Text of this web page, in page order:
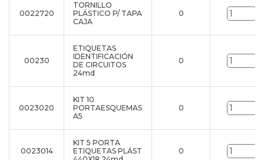
0022720
TORNILLO
PLÁSTICO P/ TAPA
CAJA
0
00230
ETIQUETAS
IDENTIFICACIÓN
DE CIRCUITOS
24md
0
0023020
KIT 10
PORTAESQUEMAS
A5
0
0023014
KIT 5 PORTA
ETIQUETAS PLÁST
0